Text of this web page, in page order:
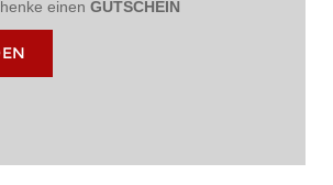
einen GUTSCHEIN